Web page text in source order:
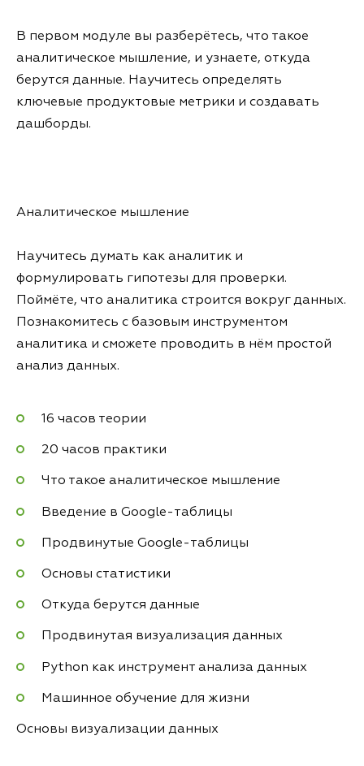
В первом модуле вы разберётесь, что такое
аналитическое мышление, и узнаете, откуда
берутся данные. Научитесь определять
ключевые продуктовые метрики и создавать
дашборды.
Аналитическое мышление
Научитесь думать как аналитик и
формулировать гипотезы для проверки.
Поймёте, что аналитика строится вокруг данных.
Познакомитесь с базовым инструментом
аналитика и сможете проводить в нём простой
анализ данных.
16 часов теории
20 часов практики
Что такое аналитическое мышление
Введение в Google-таблицы
Продвинутые Google-таблицы
Основы статистики
Откуда берутся данные
Продвинутая визуализация данных
Python как инструмент анализа данных
Машинное обучение для жизни
Основы визуализации данных